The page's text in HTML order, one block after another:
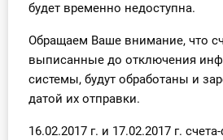
Обучение
Тарифы
Тестирование для
бухгалтера
будет временно недоступна.
Обращаем Ваше внимание, что
выписанные до отключения
системы, будут обработаны и
датой их отправки.
16.02.2017 г. и 17.02.2017 г.